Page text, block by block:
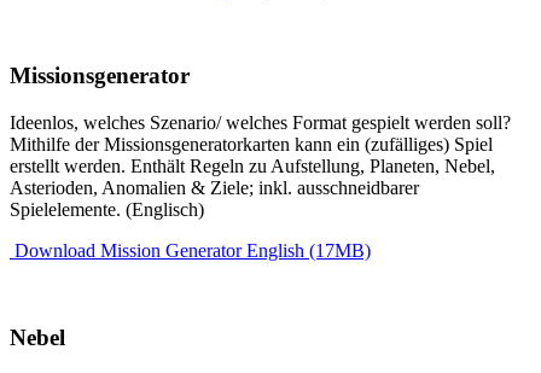
Missionsgenerator
Ideenlos, welches Szenario/ welches Format gespielt werden soll?
Mithilfe der Missionsgeneratorkarten kann ein (zufälliges) Spiel
erstellt werden. Enthält Regeln zu Aufstellung, Planeten, Nebel,
Asterioden, Anomalien & Ziele; inkl. ausschneidbarer
Spielelemente. (Englisch)
Download Mission Generator English (17MB)
Nebel